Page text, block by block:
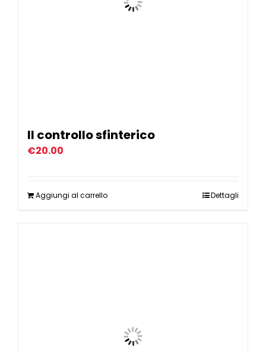
Il controllo sfinterico
€20.00
Aggiungi al carrello Dettagli